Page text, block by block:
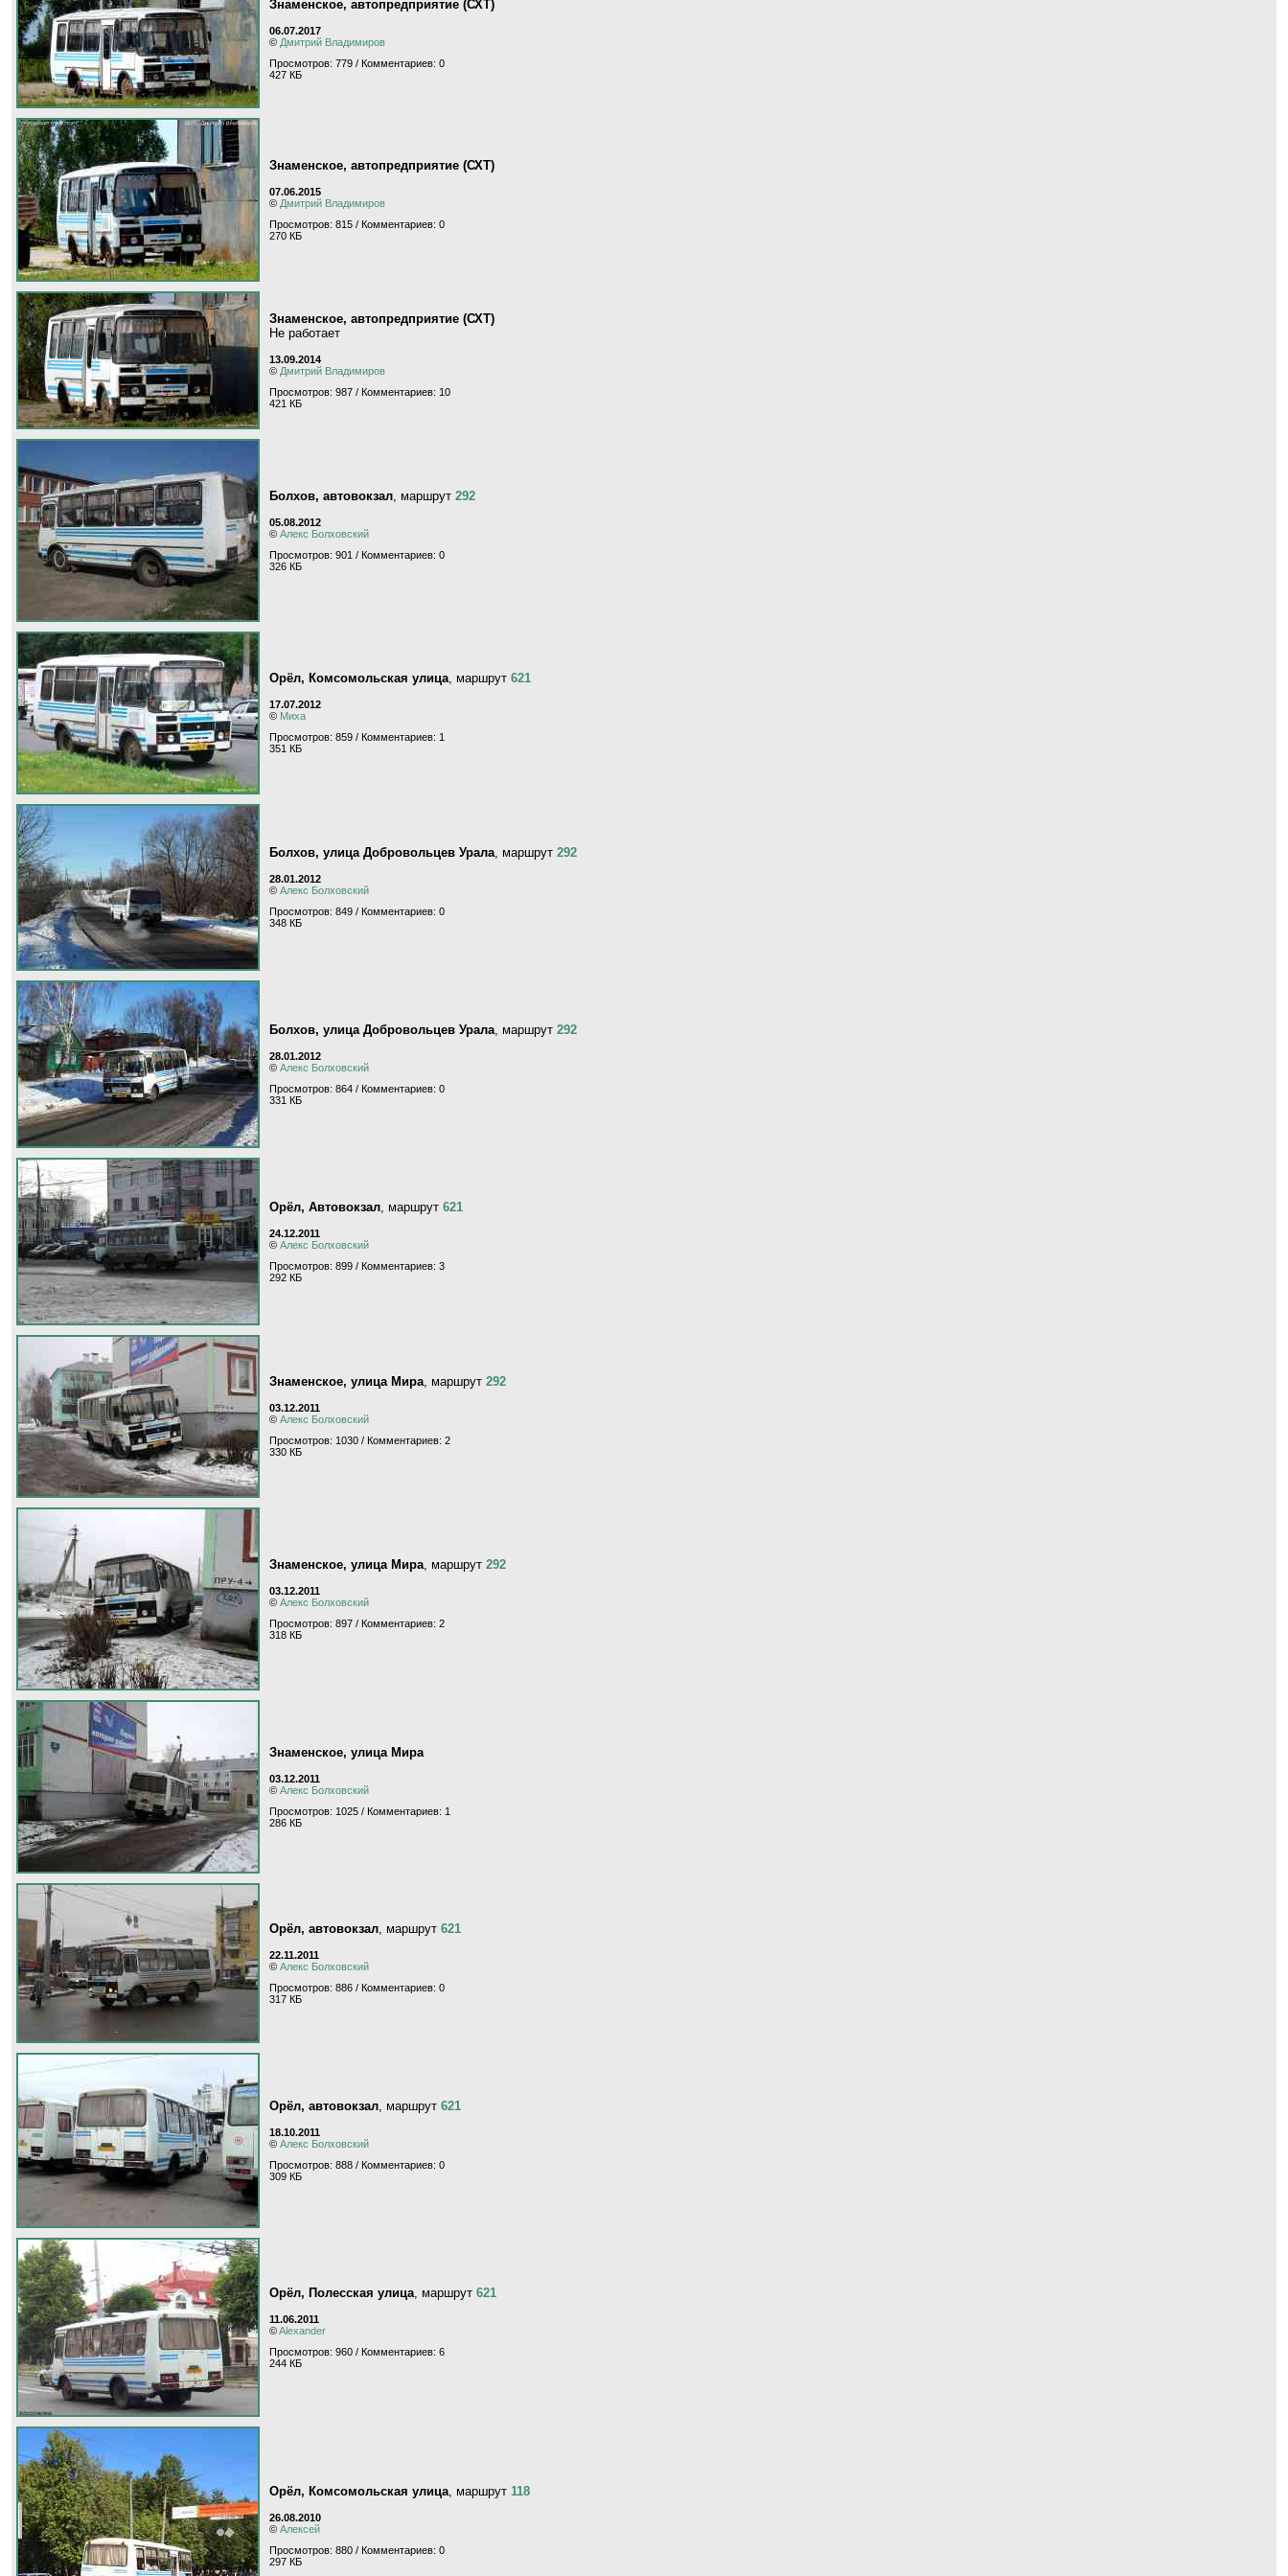
Знаменское, автопредприятие (СХТ)
06.07.2017
© Дмитрий Владимиров
Просмотров: 779 / Комментариев: 0
427 КБ
Знаменское, автопредприятие (СХТ)
07.06.2015
© Дмитрий Владимиров
Просмотров: 815 / Комментариев: 0
270 КБ
Знаменское, автопредприятие (СХТ)
Не работает
13.09.2014
© Дмитрий Владимиров
Просмотров: 987 / Комментариев: 10
421 КБ
Болхов, автовокзал, маршрут 292
05.08.2012
© Алекс Болховский
Просмотров: 901 / Комментариев: 0
326 КБ
Орёл, Комсомольская улица, маршрут 621
17.07.2012
© Миха
Просмотров: 859 / Комментариев: 1
351 КБ
Болхов, улица Добровольцев Урала, маршрут 292
28.01.2012
© Алекс Болховский
Просмотров: 849 / Комментариев: 0
348 КБ
Болхов, улица Добровольцев Урала, маршрут 292
28.01.2012
© Алекс Болховский
Просмотров: 864 / Комментариев: 0
331 КБ
Орёл, Автовокзал, маршрут 621
24.12.2011
© Алекс Болховский
Просмотров: 899 / Комментариев: 3
292 КБ
Знаменское, улица Мира, маршрут 292
03.12.2011
© Алекс Болховский
Просмотров: 1030 / Комментариев: 2
330 КБ
Знаменское, улица Мира, маршрут 292
03.12.2011
© Алекс Болховский
Просмотров: 897 / Комментариев: 2
318 КБ
Знаменское, улица Мира
03.12.2011
© Алекс Болховский
Просмотров: 1025 / Комментариев: 1
286 КБ
Орёл, автовокзал, маршрут 621
22.11.2011
© Алекс Болховский
Просмотров: 886 / Комментариев: 0
317 КБ
Орёл, автовокзал, маршрут 621
18.10.2011
© Алекс Болховский
Просмотров: 888 / Комментариев: 0
309 КБ
Орёл, Полесская улица, маршрут 621
11.06.2011
©Alexander
Просмотров: 960 / Комментариев: 6
244 КБ
Орёл, Комсомольская улица, маршрут 118
26.08.2010
© Алексей
Просмотров: 880 / Комментариев: 0
297 КБ